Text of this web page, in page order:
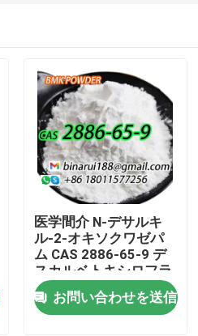
医学間介 N-デサルキ
ル-2-オキソクワゼパ
ム CAS 2886-65-9 デ
スカルベトキシロフラ
ゼパート 固体形での整
然とした固体
お問い合わせを送信